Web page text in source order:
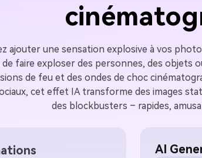
ajouter une sensation explosive à vos
de faire exploser des personnes, des objets
de feu et des ondes de choc
cet effet IA transforme des images
des blockbusters – rapides,
AI